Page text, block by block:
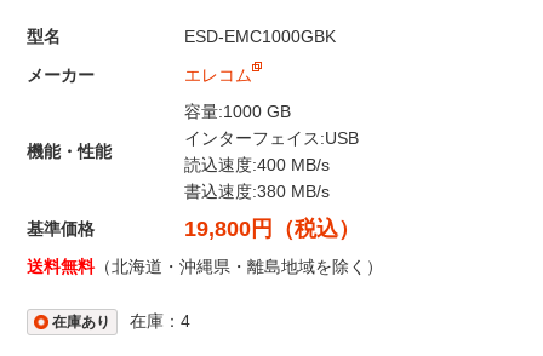
型名
ESD-EMC1000GBK
メーカー
エレコム
機能・性能
容量:1000 GB
インターフェイス:USB
読込速度:400 MB/s
書込速度:380 MB/s
基準価格
19,800円（税込）
送料無料（北海道・沖縄県・離島地域を除く）
在庫あり 在庫：4